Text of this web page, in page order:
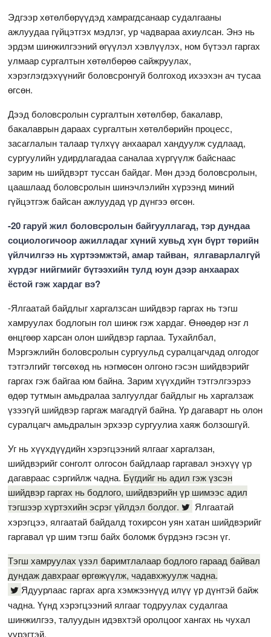
Эдгээр хөтөлбөрүүдэд хамрагдсанаар судалгааны
ажлуудаа гүйцэтгэх мэдлэг, ур чадвараа ахиулсан. Энэ нь
эрдэм шинжилгээний өгүүлэл хэвлүүлэх, ном бүтээл гаргах
улмаар сургалтын хөтөлбөрөө сайжруулах,
хэрэглэгдэхүүнийг боловсронгуй болгоход ихээхэн ач тусаа
өгсөн.
Дээд боловсролын сургалтын хөтөлбөр, бакалавр,
бакалаврын дараах сургалтын хөтөлбөрийн процесс,
засаглалын талаар түлхүү анхаарал хандуулж судлаад,
сургуулийн удирдлагадаа саналаа хүргүүлж байснаас
зарим нь шийдвэрт туссан байдаг. Мөн дээд боловсролын,
цаашлаад боловсролын шинэчлэлийн хүрээнд миний
гүйцэтгэж байсан ажлуудад үр дүнгээ өгсөн.
-20 гаруй жил боловсролын байгууллагад, тэр дундаа
социологичоор ажилладаг хүний хувьд хүн бүрт төрийн
үйлчилгээ нь хүртээмжтэй, амар тайван, ялгаварлалгүй
хүрдэг нийгмийг бүтээхийн тулд юун дээр анхаарах
ёстой гэж хардаг вэ?
-Ялгаатай байдлыг харгалзсан шийдвэр гаргах нь тэгш
хамруулах бодлогын гол шинж гэж хардаг. Өнөөдөр нэг л
өнцгөөр харсан олон шийдвэр гарлаа. Тухайлбал,
Мэргэжлийн боловсролын сургуульд суралцагчдад олгодог
тэтгэлгийг төгсөхөд нь нэгмөсөн олгоно гэсэн шийдвэрийг
гаргах гэж байгаа юм байна. Зарим хүүхдийн тэтгэлгээрээ
өдөр тутмын амьдралаа залгуулдаг байдлыг нь харгалзаж
үзээгүй шийдвэр гаргаж магадгүй байна. Үр дагаварт нь олон
суралцагч амьдралын эрхээр сургуулиа хаяж болзошгүй.
Уг нь хүүхдүүдийн хэрэгцээний ялгааг харгалзан,
шийдвэрийг сонголт олгосон байдлаар гаргавал энэхүү үр
дагавраас сэргийлж чадна. Бүгдийг нь адил гэж үзсэн
шийдвэр гаргах нь бодлого, шийдвэрийн үр шимээс адил
тэгшээр хүртэхийн эсрэг үйлдэл болдог.
Ялгаатай
хэрэгцээ, ялгаатай байдалд тохирсон уян хатан шийдвэрийг
гаргавал үр шим тэгш байх боломж бүрдэнэ гэсэн үг.
Тэгш хамруулах үзэл баримтлалаар бодлого гараад байвал
дундаж давхрааг өргөжүүлж, чадавхжуулж чадна.
Ядуурлаас гаргах арга хэмжээнүүд илүү үр дүнтэй байж
чадна. Үүнд хэрэгцээний ялгааг тодруулах судалгаа
шинжилгээ, талуудын идэвхтэй оролцоог хангах нь чухал
үүрэгтэй.